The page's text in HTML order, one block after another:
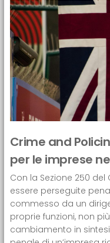
Crime and
per le imprese
Con la Sezione 250
essere perseguite
commesso da un
proprie funzioni, non
cambiamento in